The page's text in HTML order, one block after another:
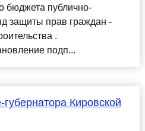
бюджета публично-
защиты прав граждан -
.
подп...
Кировской